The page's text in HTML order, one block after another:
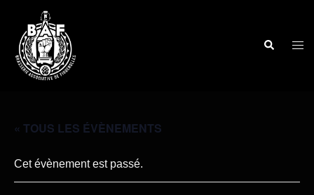
« TOUS LES ÉVÈNEMENTS
Cet évènement est passé.